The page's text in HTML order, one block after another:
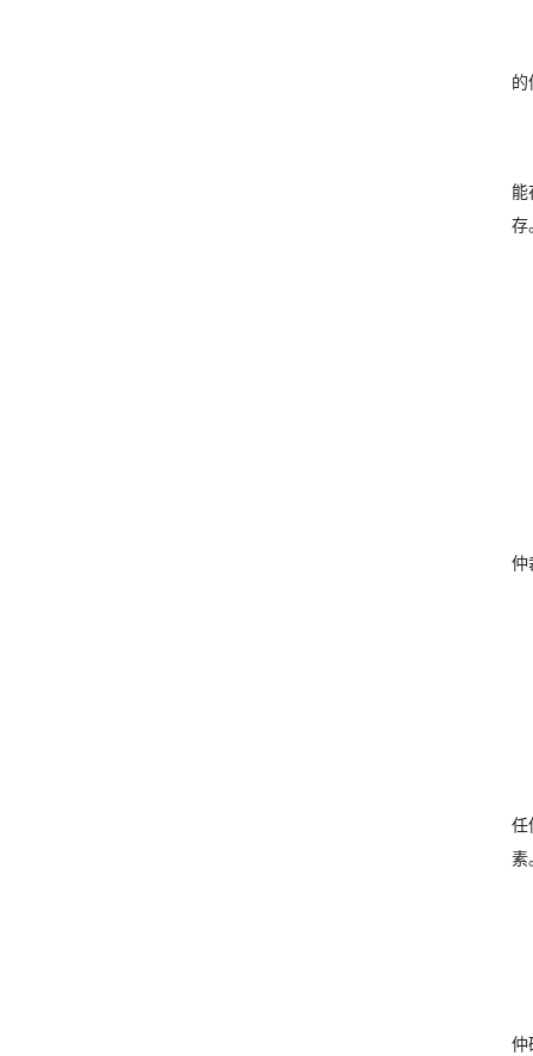
的
能
存
仲
任
素
仲